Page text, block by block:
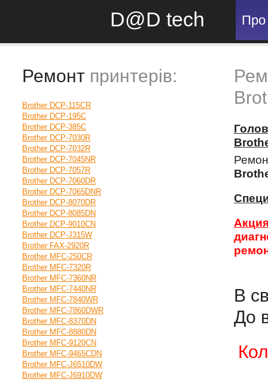
D@D tech Про
Ремонт принтерів:
Brother DCP-115CR
Brother DCP-195C
Brother DCP-385C
Brother DCP-7030R
Brother DCP-7032R
Brother DCP-7045NR
Brother DCP-7057R
Brother DCP-7060DR
Brother DCP-7065DNR
Brother DCP-8070DR
Brother DCP-8085DN
Brother DCP-9010CN
Brother DCP-J315W
Brother FAX-2920R
Brother MFC-250CR
Brother MFC-7320R
Brother MFC-7360NR
Brother MFC-7440NR
Brother MFC-7840WR
Brother MFC-7860DWR
Brother MFC-8370DN
Brother MFC-8880DN
Brother MFC-9120CN
Brother MFC-9465CDN
Brother MFC-J6510DW
Brother MFC-J6910DW
В
До